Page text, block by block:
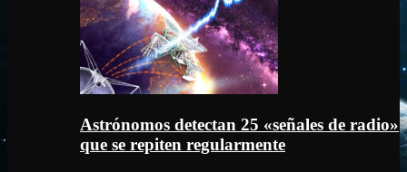
Astrónomos detectan 25 «señales de radio»
que se repiten regularmente